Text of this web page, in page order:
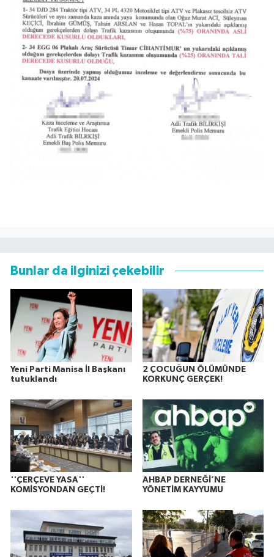
Bunlar da ilginizi çekebilir
Yeni Parti Manisa İl Başkanı
tutuklandı
2 ÇOCUĞUN ÖLÜMÜNDE
KORKUNÇ GERÇEK!
''ÇERÇEVE YASA''
KOMİSYONDAN GEÇTİ!
AHBAP DERNEĞİ’NE
YÖNETİM KAYYUMU